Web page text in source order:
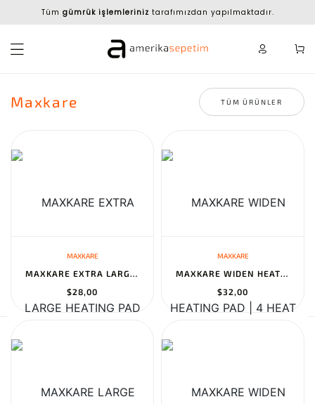
Tüm gümrük işlemleriniz tarafımızdan yapılmaktadır.
Maxkare TÜM ÜRÜNLER
MAXKARE
MAXKARE EXTRA LARGE HEATING PAD 20''X 24'' FOR CRAMPS - 4 HEAT SE...
$28,00
MAXKARE
MAXKARE WIDEN HEATING PAD | 4 HEAT LEVELS, 2H AUTO-OFF | NECK & B...
$32,00